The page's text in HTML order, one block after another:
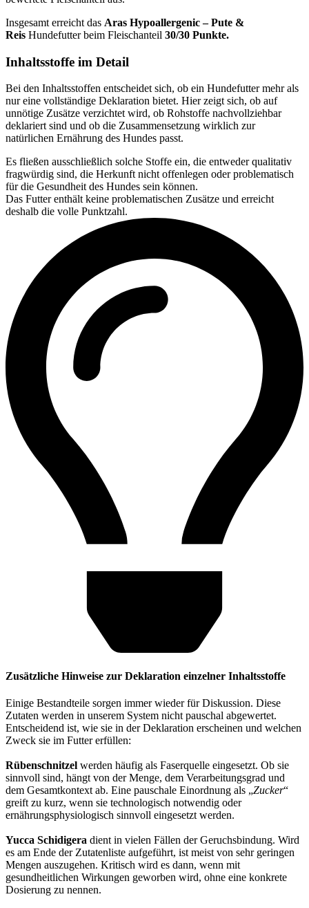
Insgesamt erreicht das Aras Hypoallergenic – Pute &
Reis Hundefutter beim Fleischanteil 30/30 Punkte.
Inhaltsstoffe im Detail
Bei den Inhaltsstoffen entscheidet sich, ob ein Hundefutter mehr als
nur eine vollständige Deklaration bietet. Hier zeigt sich, ob auf
unnötige Zusätze verzichtet wird, ob Rohstoffe nachvollziehbar
deklariert sind und ob die Zusammensetzung wirklich zur
natürlichen Ernährung des Hundes passt.
Es fließen ausschließlich solche Stoffe ein, die entweder qualitativ
fragwürdig sind, die Herkunft nicht offenlegen oder problematisch
für die Gesundheit des Hundes sein können.
Das Futter enthält keine problematischen Zusätze und erreicht
deshalb die volle Punktzahl.
Zusätzliche Hinweise zur Deklaration einzelner Inhaltsstoffe
Einige Bestandteile sorgen immer wieder für Diskussion. Diese
Zutaten werden in unserem System nicht pauschal abgewertet.
Entscheidend ist, wie sie in der Deklaration erscheinen und welchen
Zweck sie im Futter erfüllen:
Rübenschnitzel werden häufig als Faserquelle eingesetzt. Ob sie
sinnvoll sind, hängt von der Menge, dem Verarbeitungsgrad und
dem Gesamtkontext ab. Eine pauschale Einordnung als „Zucker“
greift zu kurz, wenn sie technologisch notwendig oder
ernährungsphysiologisch sinnvoll eingesetzt werden.
Yucca Schidigera dient in vielen Fällen der Geruchsbindung. Wird
es am Ende der Zutatenliste aufgeführt, ist meist von sehr geringen
Mengen auszugehen. Kritisch wird es dann, wenn mit
gesundheitlichen Wirkungen geworben wird, ohne eine konkrete
Dosierung zu nennen.